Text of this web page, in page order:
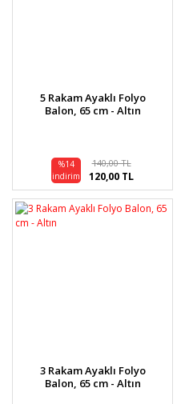
5 Rakam Ayaklı Folyo
Balon, 65 cm - Altın
%14
indirim
140,00 TL
120,00 TL
3 Rakam Ayaklı Folyo
Balon, 65 cm - Altın